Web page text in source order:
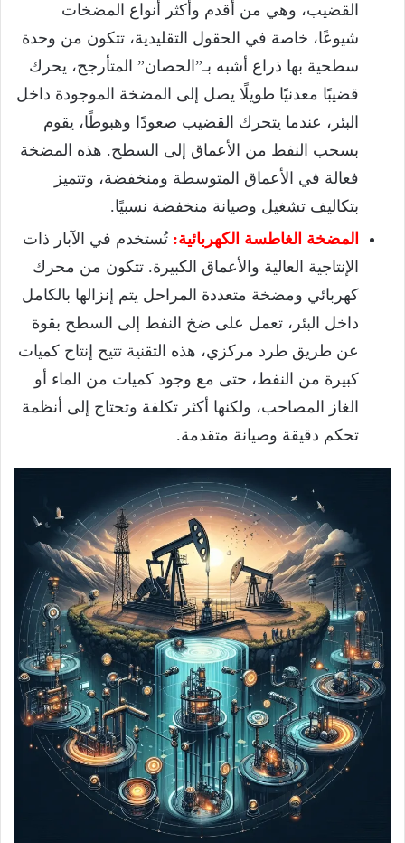
القضيب، وهي من أقدم وأكثر أنواع المضخات
شيوعًا، خاصة في الحقول التقليدية، تتكون من وحدة
سطحية بها ذراع أشبه بـ”الحصان” المتأرجح، يحرك
قضيبًا معدنيًا طويلًا يصل إلى المضخة الموجودة داخل
البئر، عندما يتحرك القضيب صعودًا وهبوطًا، يقوم
بسحب النفط من الأعماق إلى السطح. هذه المضخة
فعالة في الأعماق المتوسطة ومنخفضة، وتتميز
بتكاليف تشغيل وصيانة منخفضة نسبيًا.
المضخة الغاطسة الكهربائية: تُستخدم في الآبار ذات
الإنتاجية العالية والأعماق الكبيرة. تتكون من محرك
كهربائي ومضخة متعددة المراحل يتم إنزالها بالكامل
داخل البئر، تعمل على ضخ النفط إلى السطح بقوة
عن طريق طرد مركزي، هذه التقنية تتيح إنتاج كميات
كبيرة من النفط، حتى مع وجود كميات من الماء أو
الغاز المصاحب، ولكنها أكثر تكلفة وتحتاج إلى أنظمة
تحكم دقيقة وصيانة متقدمة.